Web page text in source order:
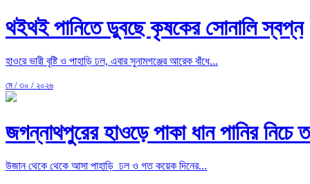
থইথই পানিতে ডুবছে কৃষকের সোনালি স্বপ্ন
হাওরে ভারী বৃষ্টি ও পাহাড়ি ঢল, এবার সুনামগঞ্জের আরেক বাঁধে...
মে / ৩০ / ২০২৬
জগন্নাথপুরের হাওড়ে পাকা ধান পানির নিচে
উজান থেকে থেকে আসা পাহাড়ি ঢল ও গত কয়েক দিনের...